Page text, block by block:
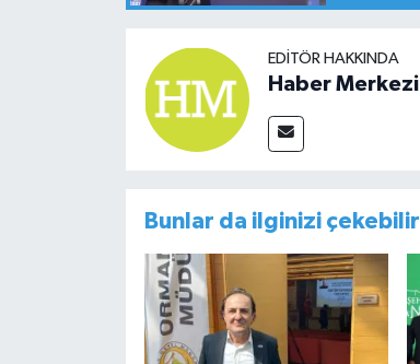
EDITÖR HAKKINDA
Haber Merkezi
Bunlar da ilginizi çekebilir